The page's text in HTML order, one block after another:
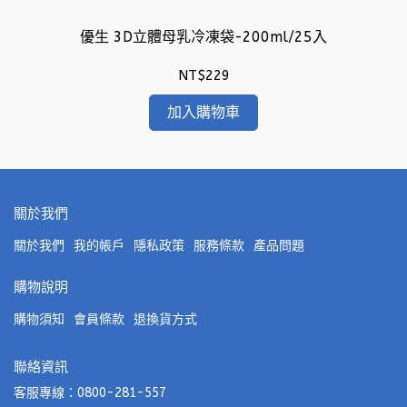
優生 3D立體母乳冷凍袋-200ml/25入
NT$229
加入購物車
關於我們
關於我們 我的帳戶 隱私政策 服務條款 產品問題
購物說明
購物須知 會員條款 退換貨方式
聯絡資訊
客服專線：0800-281-557